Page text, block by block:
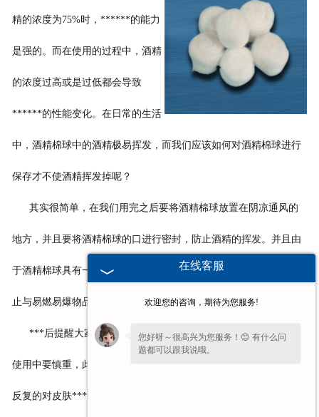
人才招聘
联系我们
精的浓度为75%时，******的能力
是强的。而在使用的过程中，酒精
的浓度过高或是过低都会导致
******的性能变化。在日常的生活
中，酒精棉球中的酒精极易挥发，而我们应该如何对酒精棉球进行
保存才不使酒精挥发掉呢？
其实很简单，在我们用完之后要将酒精棉球放置在阴凉通风的
地方，并且要将酒精棉球的口进行密封，防止酒精的挥发。并且由
于酒精棉球具有一定的危险性，因而要放置在孩子够到的地方，防
止与易燃易爆物品接触，从而造成危险的发生。
***后提醒大家的是酒精棉球的******作用还是有限的，因而在
使用中要慎重，此外酒精棉球的刺激性很大，因而如果长期的进行
反复的对皮肤******也是不合适的。而医用酒精棉球也并非是神
在线客服
欢迎您的咨询，期待为您服务!
您好呀～很高兴为您服务！😊 有什么问
题都可以跟我说哦。